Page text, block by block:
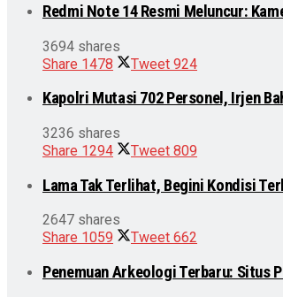
Redmi Note 14 Resmi Meluncur:
3694 shares
Share 1478 Tweet 924
Kapolri Mutasi 702 Personel, Irjen
3236 shares
Share 1294 Tweet 809
Lama Tak Terlihat, Begini Kondisi
2647 shares
Share 1059 Tweet 662
Penemuan Arkeologi Terbaru: Situs